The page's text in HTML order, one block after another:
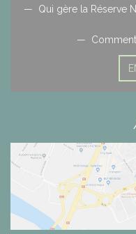
Qui gère la Réserve